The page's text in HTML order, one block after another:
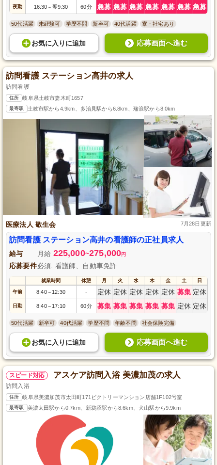
夜勤 16:30～ 翌9:30 60分 急募 急募 急募 急募 急募 急募 急募
50代活躍 未経験可 学歴不問 新卒可 40代活躍 寮・社宅あり
お気に入り に追加 応募画面へ進む
訪問看護 ステーション高井の求人
訪問看護
住所 岐阜県土岐市妻木町1657
最寄駅 土岐市駅から4.9km、多治見駅から6.8km、瑞浪駅から8.0km
医療法人 敬生会 7月28日更新
訪問看護 ステーション高井の看護師の正社員求人
給与 月給 225,000~275,000円
応募要件必須: 看護師、自動車免許
就業時間 休憩 月 火 水 木 金 土 日
午前 8:40～ 12:30 - 定休 定休 定休 定休 定休 募集 定休
日勤 8:40～ 17:10 60分 募集 募集 募集 募集 募集 定休 定休
50代活躍 新卒可 40代活躍 学歴不問 年齢不問 社会保険完備
お気に入り に追加 応募画面へ進む
スピード対応 アスケア訪問入浴 美濃加茂の求人
訪問入浴
住所 岐阜県美濃加茂市太田町171ビクトリーマンション店舗1F102号室
最寄駅 美濃太田駅から0.7km、新鵜沼駅から8.6km、犬山駅から9.9km